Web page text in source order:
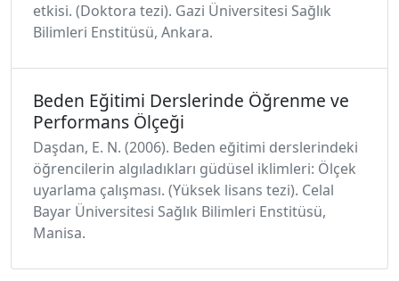
etkisi. (Doktora tezi). Gazi Üniversitesi Sağlık
Bilimleri Enstitüsü, Ankara.
Beden Eğitimi Derslerinde Öğrenme ve
Performans Ölçeği
Daşdan, E. N. (2006). Beden eğitimi derslerindeki
öğrencilerin algıladıkları güdüsel iklimleri: Ölçek
uyarlama çalışması. (Yüksek lisans tezi). Celal
Bayar Üniversitesi Sağlık Bilimleri Enstitüsü,
Manisa.